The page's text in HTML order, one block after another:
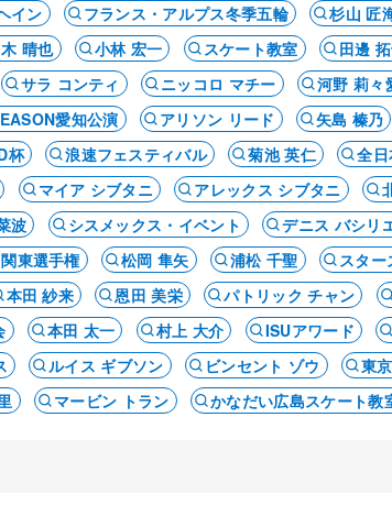
イン フランス・アルプス冬季五輪 杉山 匠
晴也 小林 宏一 スケート教室 田邊
サラ コンティ ニッコロ マチー
河野 莉々
愛知公演
アリソン リード 矢島 榛乃
杯 浪速フェスティバル 菊池 英仁
全
マイア シブタニ アレックス シブタニ
波 シスメックス・イベント デニス バシリ
関東選手権 松岡 隼矢 浦松 千聖
スタ
本田 紗来 恩田 美栄 パトリック チャン
本田 太一 村上 大介 ISUアワード
ルイス ギブソン ビンセント ゾウ 東
マービン トラン かなだい広島スケート教